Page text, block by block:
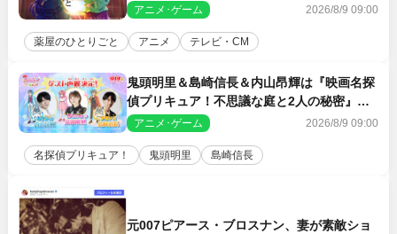
アニメ･ゲーム 2026/8/9 09:00
薬屋のひとりごと アニメ テレビ・CM
鬼頭明里＆島崎信長＆内山昂輝は『映画名探
偵プリキュア！不思議な庭と2人の秘密』ゲ
スト声優に決定
アニメ･ゲーム 2026/8/9 09:00
名探偵プリキュア！ 鬼頭明里 島崎信長
元007ピアース・ブロスナン、妻が素敵ショ